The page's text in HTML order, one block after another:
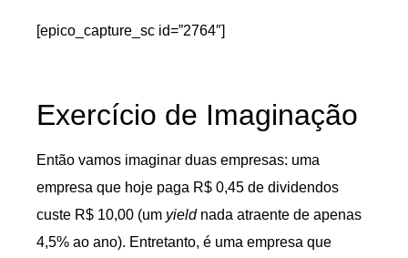
[epico_capture_sc id=”2764″]
Exercício de Imaginação
Então vamos imaginar duas empresas: uma
empresa que hoje paga R$ 0,45 de dividendos
custe R$ 10,00 (um yieldnada atraente de apenas
4,5% ao ano). Entretanto, é uma empresa que